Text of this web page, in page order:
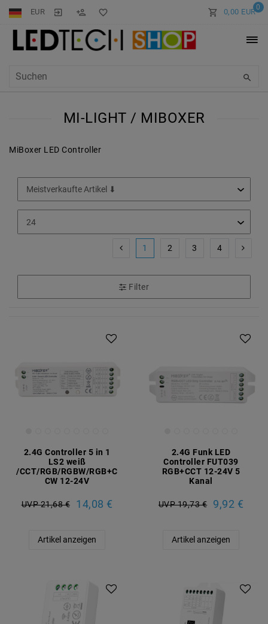
EUR 0
0,00 EUR
MI-LIGHT / MIBOXER
MiBoxer LED Controller
1 2 3 4
Filter
2.4G Controller 5 in 1
LS2 weiß
/CCT/RGB/RGBW/RGB+C
CW 12-24V
UVP 21,68 € 14,08 €
Artikel anzeigen
2.4G Funk LED
Controller FUT039
RGB+CCT 12-24V 5
Kanal
UVP 19,73 € 9,92 €
Artikel anzeigen